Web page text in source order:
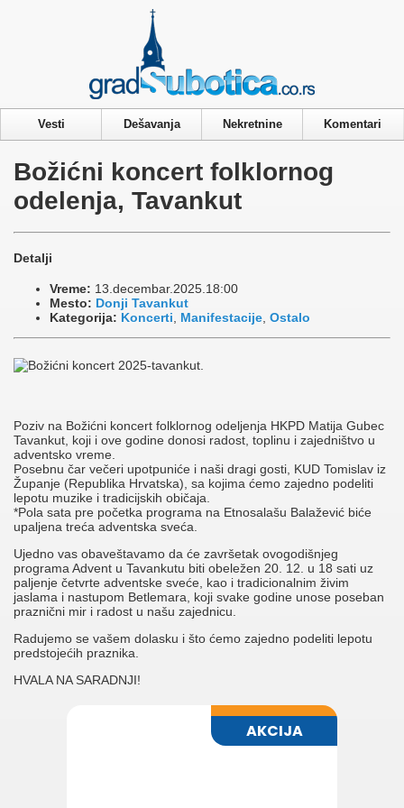
Vesti Dešavanja Nekretnine Komentari
Božićni koncert folklornog
odelenja, Tavankut
Detalji
Vreme: 13.decembar.2025.18:00
Mesto: Donji Tavankut
Kategorija: Koncerti, Manifestacije, Ostalo
Poziv na Božićni koncert folklornog odeljenja HKPD Matija Gubec
Tavankut, koji i ove godine donosi radost, toplinu i zajedništvo u
adventsko vreme.
Posebnu čar večeri upotpuniće i naši dragi gosti, KUD Tomislav iz
Županje (Republika Hrvatska), sa kojima ćemo zajedno podeliti
lepotu muzike i tradicijskih običaja.
*Pola sata pre početka programa na Etnosalašu Balažević biće
upaljena treća adventska sveća.
Ujedno vas obaveštavamo da će završetak ovogodišnjeg
programa Advent u Tavankutu biti obeležen 20. 12. u 18 sati uz
paljenje četvrte adventske sveće, kao i tradicionalnim živim
jaslama i nastupom Betlemara, koji svake godine unose poseban
praznični mir i radost u našu zajednicu.
Radujemo se vašem dolasku i što ćemo zajedno podeliti lepotu
predstojećih praznika.
HVALA NA SARADNJI!
Privacy & Cookies Policy